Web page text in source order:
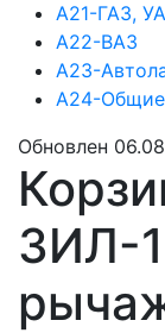
А21-ГАЗ,
А22-ВАЗ
А23-
А24-Общие
Обновлен
ЗИЛ-